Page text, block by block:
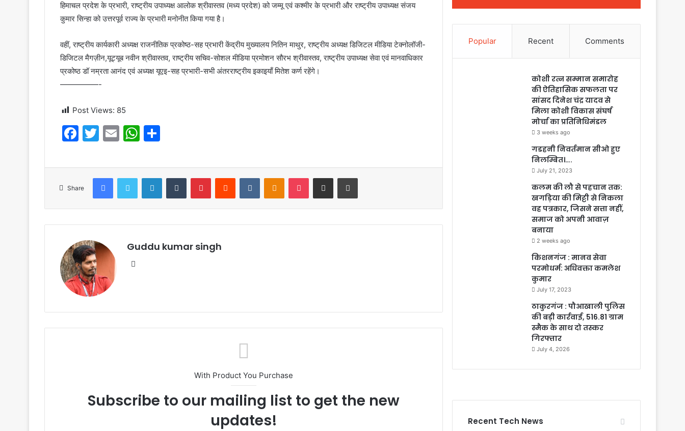
हिमाचल प्रदेश के प्रभारी, राष्ट्रीय उपाध्यक्ष आलोक श्रीवास्तव (मध्य प्रदेश) को जम्मू एवं कश्मीर के प्रभारी और राष्ट्रीय उपाध्यक्ष संजय
कुमार सिन्हा को उत्तरपूर्व राज्य के प्रभारी मनोनीत किया गया है।
वहीं, राष्ट्रीय कार्यकारी अध्यक्ष राजनीतिक प्रकोष्ठ-सह प्रभारी केंद्रीय मुख्यालय नितिन माथुर, राष्ट्रीय अध्यक्ष डिजिटल मीडिया टेक्नोलॉजी-
डिजिटल मैगज़ीन,यूट्यूब नवीन श्रीवास्तव, राष्ट्रीय सचिव-सोशल मीडिया प्रमोशन सौरभ श्रीवास्तव, राष्ट्रीय उपाध्यक्ष सेवा एवं मानवाधिकार
प्रकोष्ठ डॉ नम्रता आनंद एवं अध्यक्ष यूएइ-सह प्रभारी-सभी अंतरराष्ट्रीय इकाइयाँ मितेश कर्ण रहेंगे।
—————-
Post Views: 85
F
c
e
o
o
k
T
itt
er
E
ai
l
W
at
s
A
p
p
ar
e
Share
FacebookTwitter LinkedInTumblr PinterestReddit VKontakteOdnoklassniki
Pocket Share via Email Print
Guddu kumar singh
Website
With Product You Purchase
Subscribe to our mailing list to get the new
updates!
Popular Recent Comments
कोशी रत्न सम्मान समारोह
की ऐतिहासिक सफलता पर
सांसद दिनेश चंद्र यादव से
मिला कोशी विकास संघर्ष
मोर्चा का प्रतिनिधिमंडल
3 weeks ago
गडहनी निवर्तमान सीओ हुए
निलम्बित।….
July 21, 2023
कलम की लौ से पहचान तक:
खगड़िया की मिट्टी से निकला
वह पत्रकार, जिसने सत्ता नहीं,
समाज को अपनी आवाज़
बनाया
2 weeks ago
किशनगंज : मानव सेवा
परमोधर्म: अधिवक्ता कमलेश
कुमार
July 17, 2023
ठाकुरगंज : पौआखाली पुलिस
की बड़ी कार्रवाई, 516.81 ग्राम
स्मैक के साथ दो तस्कर
गिरफ्तार
July 4, 2026
Recent Tech News